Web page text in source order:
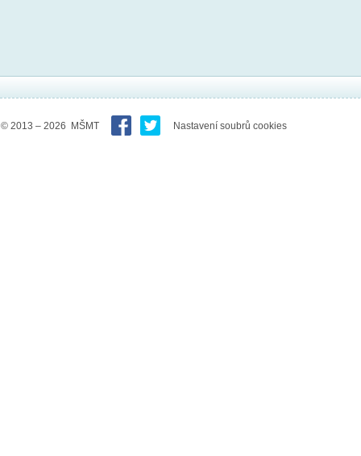
© 2013 – 2026 MŠMT Nastavení soubrů cookies